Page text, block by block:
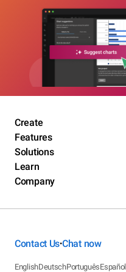
Create
Features
Solutions
Learn
Company
Contact Us•Chat now
EnglishDeutschPortuguêsEspañol